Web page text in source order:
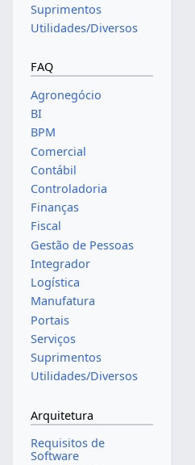
Suprimentos
Utilidades/Diversos
FAQ
Agronegócio
BI
BPM
Comercial
Contábil
Controladoria
Finanças
Fiscal
Gestão de Pessoas
Integrador
Logística
Manufatura
Portais
Serviços
Suprimentos
Utilidades/Diversos
Arquitetura
Requisitos de
Software